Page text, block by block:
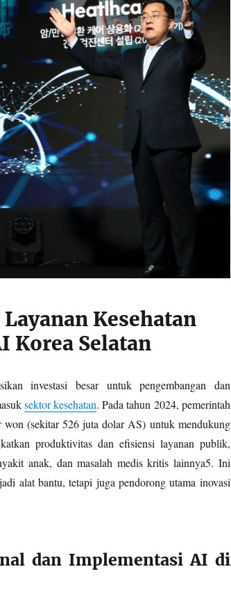
Kesehatan
Korea Selatan
investasi besar untuk pengembangan dan
sektor kesehatan. Pada tahun 2024, pemerintah
(sekitar 526 juta dolar AS) untuk mendukung
produktivitas dan efisiensi layanan publik,
anak, dan masalah medis kritis lainnya5. Ini
alat bantu, tetapi juga pendorong utama inovasi
dan Implementasi AI di